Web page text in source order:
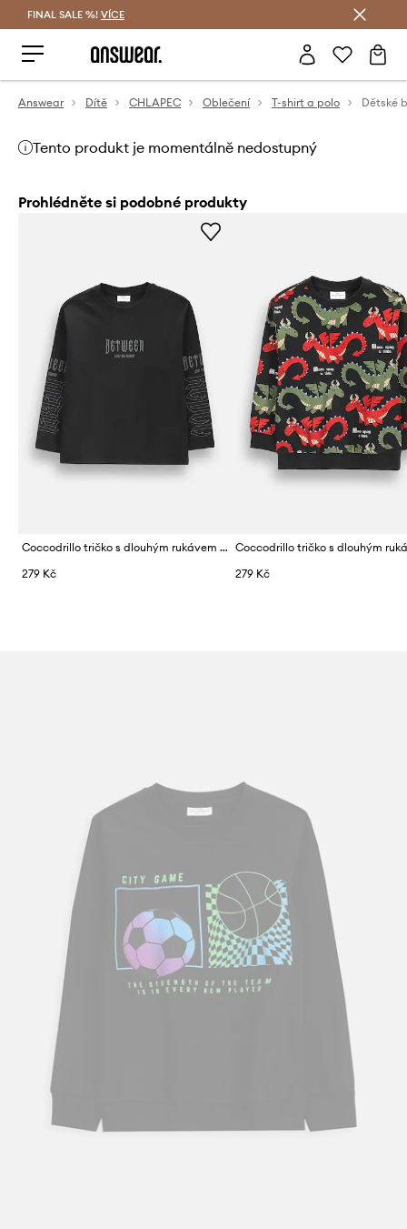
FINAL SALE %! VÍCE
Answear Dítě CHLAPEC Oblečení T-shirt a polo
Tento produkt je momentálně nedostupný
Prohlédněte si podobné produkty
Coccodrillo tričko s dlouhým rukávem dětské bavlněné
279 Kč
279 Kč